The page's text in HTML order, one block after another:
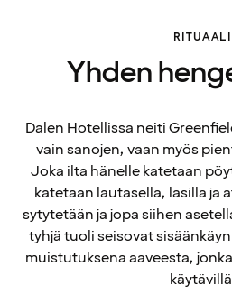
RITUAALI
Yhden
Dalen Hotellissa neiti
vain sanojen, vaan myös
Joka ilta hänelle katetaan
katetaan lautasella, lasilla ja
sytytetään ja jopa siihen
tyhjä tuoli seisovat
muistutuksena aaveesta,